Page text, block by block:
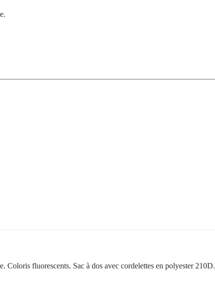
Coloris fluorescents. Sac à dos avec cordelettes en polyester 210D.